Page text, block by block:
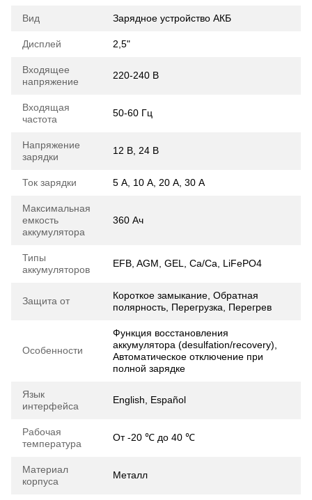
Вид Зарядное устройство АКБ
Дисплей 2,5"
Входящее
напряжение
220-240 В
Входящая
частота
50-60 Гц
Напряжение
зарядки
12 В, 24 В
Ток зарядки 5 А, 10 А, 20 А, 30 А
Максимальная
емкость
аккумулятора
360 Ач
Типы
аккумуляторов
EFB, AGM, GEL, Ca/Ca, LiFePO4
Защита от
Короткое замыкание, Обратная
полярность, Перегрузка, Перегрев
Особенности
Функция восстановления
аккумулятора (desulfation/recovery),
Автоматическое отключение при
полной зарядке
Язык
интерфейса
English, Español
Рабочая
температура
От -20 ℃ до 40 ℃
Материал
корпуса
Металл